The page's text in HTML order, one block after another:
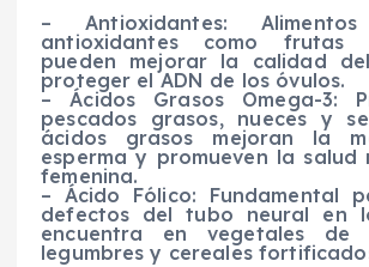
– Antioxidantes:
antioxidantes como frutas
pueden mejorar la calidad
proteger el ADN de los óvulos.
– Ácidos Grasos Omega-3:
pescados grasos, nueces y
ácidos grasos mejoran la
esperma y promueven la salud
femenina.
– Ácido Fólico: Fundamental
defectos del tubo neural en
encuentra en vegetales de
legumbres y cereales